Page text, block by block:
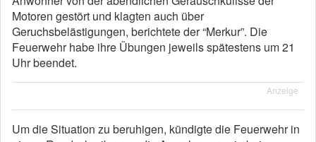
Motoren gestört und klagten auch über
Geruchsbelästigungen, berichtete der “Merkur”. Die
Feuerwehr habe ihre Übungen jeweils spätestens um 21
Uhr beendet.
Anzeige
Um die Situation zu beruhigen, kündigte die Feuerwehr in